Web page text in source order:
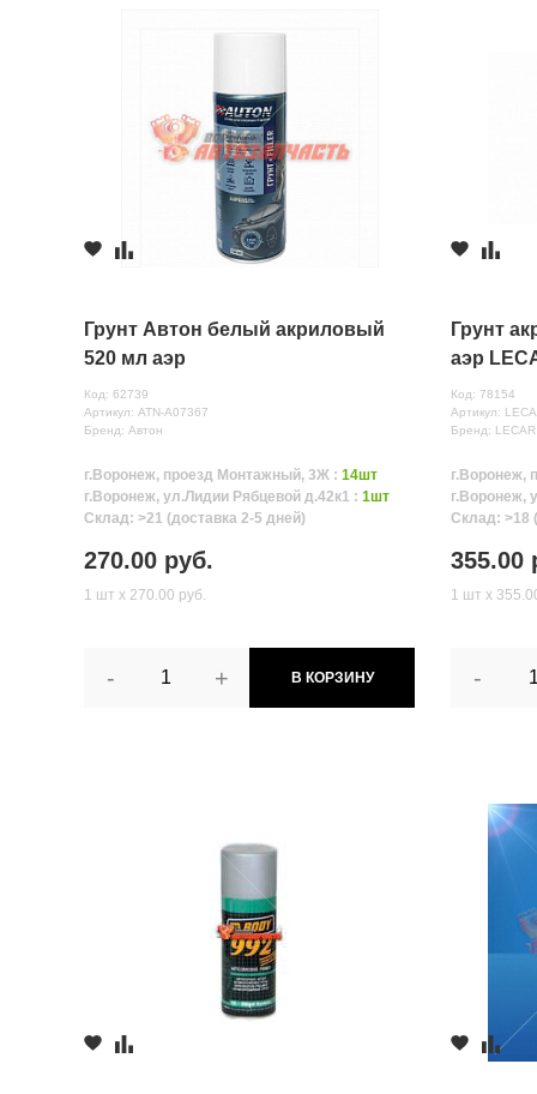
Грунт Автон белый акриловый
520 мл аэр
Код: 62739
Артикул: ATN-A07367
Бренд: Автон
г.Воронеж, проезд Монтажный, 3Ж : 14шт
г.Воронеж, ул.Лидии Рябцевой д.42к1 : 1шт
Склад: >21 (доставка 2-5 дней)
270.00 руб.
1 шт х 270.00 руб.
- + В КОРЗИНУ
Грунт
аэр
Код: 78154
Артикул:
Бренд: LECAR
г.Воронеж,
г.Воронеж,
Склад: >18
355.00
1 шт х
-